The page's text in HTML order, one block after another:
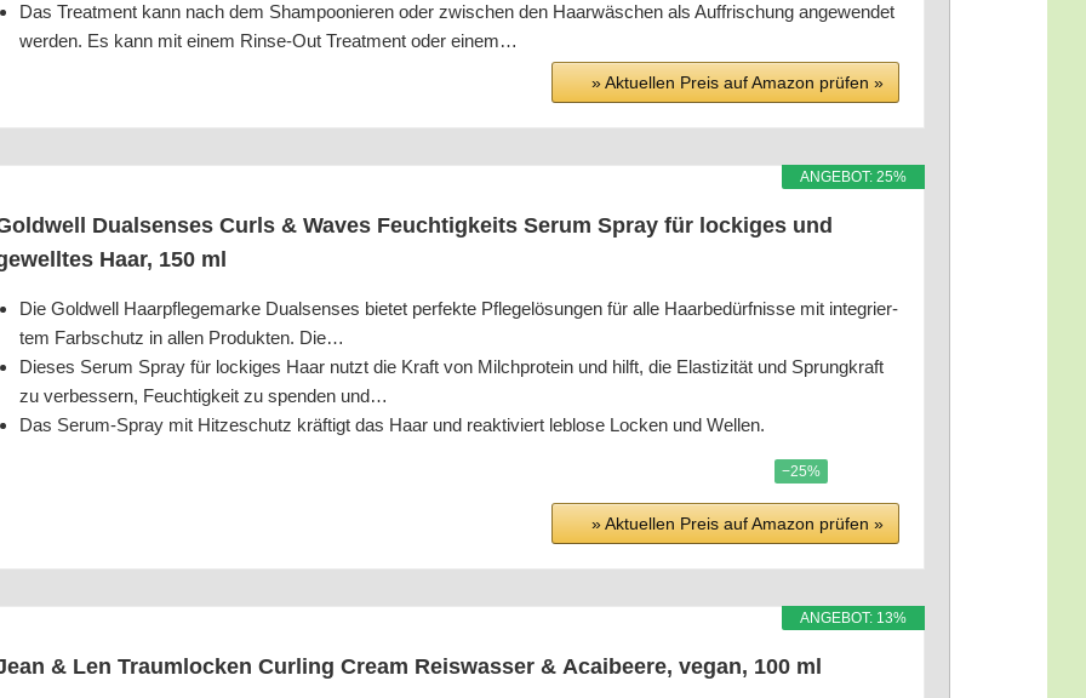
Das Tre­at­ment kann nach dem Sham­poo­nie­ren oder zwi­schen den Haar­wä­schen als Auf­fri­schung ange­wen­det
wer­den. Es kann mit einem Rin­se-Out Tre­at­ment oder einem…
» Aktu­el­len Preis auf Ama­zon prü­fen »
ANGE­BOT: 25%
Dual­sen­ses Curls & Waves Feuch­tig­keits Serum Spray für locki­ges und
Haar, 150 ml
Die Gold­well Haar­pfle­ge­mar­ke Dual­sen­ses bie­tet per­fek­te Pfle­ge­lö­sun­gen für alle Haar­be­dürf­nis­se mit inte­grier­
tem Farb­schutz in allen Pro­duk­ten. Die…
Die­ses Serum Spray für locki­ges Haar nutzt die Kraft von Milch­pro­te­in und hilft, die Elas­ti­zi­tät und Sprung­kraft
zu ver­bes­sern, Feuch­tig­keit zu spen­den und…
Das Serum-Spray mit Hit­ze­schutz kräf­tigt das Haar und reak­ti­viert leb­lo­se Locken und Wellen.
−25%
» Aktu­el­len Preis auf Ama­zon prü­fen »
ANGE­BOT: 13%
& Len Traum­lo­cken Cur­ling Cream Reis­was­ser & Acai­bee­re, vegan, 100 ml